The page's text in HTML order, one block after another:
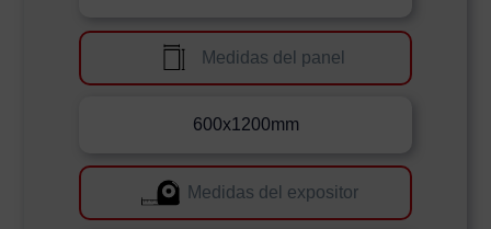
Medidas del panel
600x1200mm
Medidas del expositor